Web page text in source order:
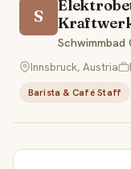
S
Schwimmbad
Innsbruck, Austria
Barista & Café Staff